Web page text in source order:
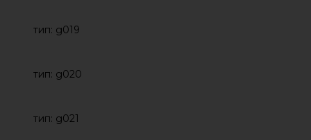
тип: g019
тип: g020
тип: g021